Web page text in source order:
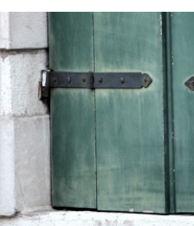
https://bezirzt.de/alprazolam-
https://bezirzt.de/cialis-kaufen-
https://bezirzt.de/clomifen-kaufen-
https://bezirzt.de/diazepam-
https://bezirzt.de/potenzmittel-
https://bezirzt.de/ritalin-kaufen-
https://bezirzt.de/viagra-kaufen-
https://bezirzt.de/zolpidem-